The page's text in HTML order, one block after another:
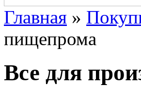
Главная »
пищепрома
Все для